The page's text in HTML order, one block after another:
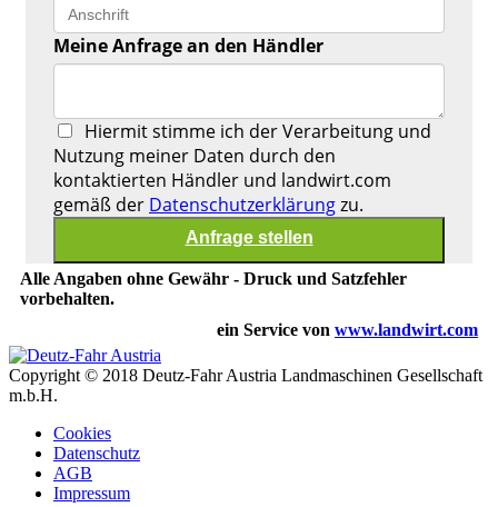
Meine Anfrage an den Händler
Hiermit stimme ich der Verarbeitung und
Nutzung meiner Daten durch den
kontaktierten Händler und landwirt.com
gemäß der Datenschutzerklärungzu.
Alle Angaben ohne Gewähr - Druck und Satzfehler
vorbehalten.
ein Service von www.landwirt.com
Copyright © 2018 Deutz-Fahr Austria Landmaschinen Gesellschaft
m.b.H.
Cookies
Datenschutz
AGB
Impressum